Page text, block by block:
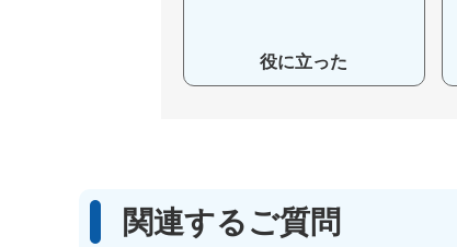
役に立った
関連するご質問